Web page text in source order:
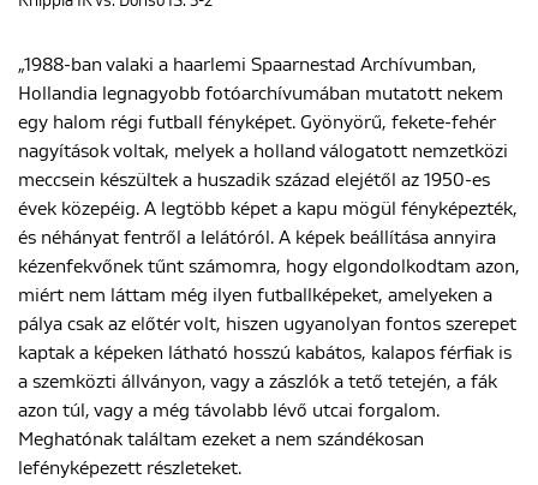
„1988-ban valaki a haarlemi Spaarnestad Archívumban,
Hollandia legnagyobb fotóarchívumában mutatott nekem
egy halom régi futball fényképet. Gyönyörű, fekete-fehér
nagyítások voltak, melyek a holland válogatott nemzetközi
meccsein készültek a huszadik század elejétől az 1950-es
évek közepéig. A legtöbb képet a kapu mögül fényképezték,
és néhányat fentről a lelátóról. A képek beállítása annyira
kézenfekvőnek tűnt számomra, hogy elgondolkodtam azon,
miért nem láttam még ilyen futballképeket, amelyeken a
pálya csak az előtér volt, hiszen ugyanolyan fontos szerepet
kaptak a képeken látható hosszú kabátos, kalapos férfiak is
a szemközti állványon, vagy a zászlók a tető tetején, a fák
azon túl, vagy a még távolabb lévő utcai forgalom.
Meghatónak találtam ezeket a nem szándékosan
lefényképezett részleteket.